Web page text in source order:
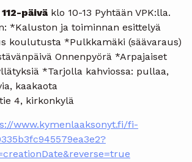
päiväklo 10-13 Pyhtään VPK:lla.
*Kaluston ja toiminnan esittelyä
koulutusta *Pulkkamäki (säävaraus)
Onnenpyörä *Arpajaiset
*Tarjolla kahviossa: pullaa,
kaakaota
4, kirkonkylä
www.kymenlaaksonyt.fi/fi-